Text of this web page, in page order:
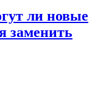
ли новые
заменить